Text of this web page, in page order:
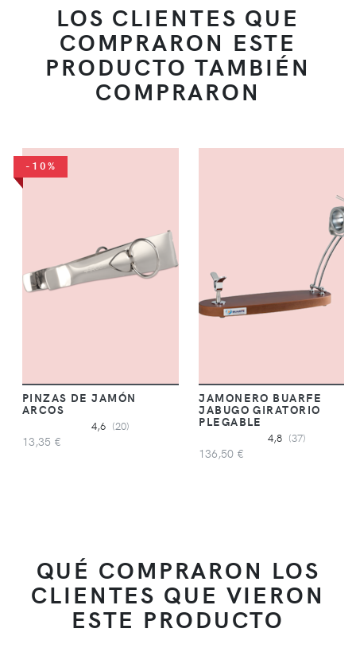
LOS CLIENTES QUE
COMPRARON ESTE
PRODUCTO TAMBIÉN
COMPRARON
-10%
PINZAS DE JAMÓN
ARCOS
4,6 (20)
13,35 €
JAMONERO BUARFE
JABUGO GIRATORIO
PLEGABLE
4,8 (37)
136,50 €
QUÉ COMPRARON LOS
CLIENTES QUE VIERON
ESTE PRODUCTO